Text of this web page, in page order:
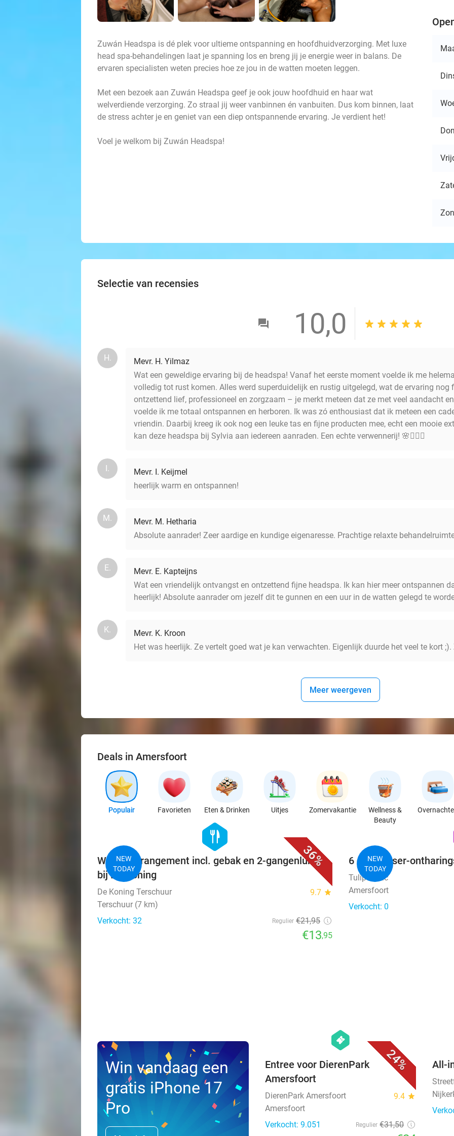
Zuwán Headspa is dé plek voor ultieme ontspanning en hoofdhuidverzorging. Met luxe
head spa-behandelingen laat je spanning los en breng jij je energie weer in balans. De
ervaren specialisten weten precies hoe ze jou in de watten moeten leggen.
Met een bezoek aan Zuwán Headspa geef je ook jouw hoofdhuid en haar wat
welverdiende verzorging. Zo straal jij weer vanbinnen én vanbuiten. Dus kom binnen, laat
de stress achter je en geniet van een diep ontspannende ervaring. Je verdient het!
Voel je welkom bij Zuwán Headspa!
Selectie van recensies
10,0
H.
Mevr. H. Yilmaz
Wat een geweldige ervaring bij de headspa! Vanaf het eerste moment voelde ik me
volledig tot rust komen. Alles werd superduidelijk en rustig uitgelegd, wat de ervaring nog
ontzettend lief, professioneel en zorgzaam – je merkt meteen dat ze met veel aandacht
voelde ik me totaal ontspannen en herboren. Ik was zó enthousiast dat ik meteen een
vriendin. Daarbij kreeg ik ook nog een leuke tas en fijne producten mee, echt een mooie
kan deze headspa bij Sylvia aan iedereen aanraden. Een echte verwennerij! 🌸💆‍♀️✨
I.
Mevr. I. Keijmel
heerlijk warm en ontspannen!
M.
Mevr. M. Hetharia
Absolute aanrader! Zeer aardige en kundige eigenaresse. Prachtige relaxte
E.
Mevr. E. Kapteijns
Wat een vriendelijk ontvangst en ontzettend fijne headspa. Ik kan hier meer ontspannen
heerlijk! Absolute aanrader om jezelf dit te gunnen en een uur in de watten gelegd te
K.
Mevr. K. Kroon
Het was heerlijk. Ze vertelt goed wat je kan verwachten. Eigenlijk duurde het veel te kort
Meer weergeven
Deals in Amersfoort
Populair Favorieten Eten & Drinken Uitjes Zomervakantie
Wellness &
Beauty
36%
NEW
TODAY
hexagon
food
Wandelarrangement incl. gebak en 2-gangenlunch
bij De Koning
De Koning Terschuur 9.7 star
Terschuur (7 km)
Verkocht: 32
Regulier €21,95
€13,95
NEW
TODAY
6 diode laser-
Tulip Clinic
Amersfoort
Verkocht: 0
Win vandaag een
gratis iPhone 17
Pro
24%
hexagon
events
Entree voor DierenPark
Amersfoort
DierenPark Amersfoort 9.4 star
Amersfoort
Verkocht: 9.051
Regulier €31,50
All-